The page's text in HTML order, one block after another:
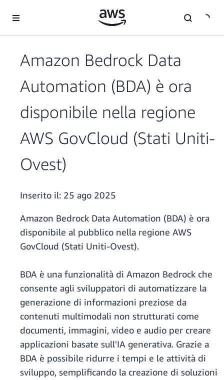
Amazon Bedrock Data
Automation (BDA) è ora
disponibile nella regione
AWS GovCloud (Stati Uniti-
Ovest)
Inserito il: 25 ago 2025
Amazon Bedrock Data Automation (BDA) è ora
disponibile al pubblico nella regione AWS
GovCloud (Stati Uniti-Ovest).
BDA è una funzionalità di Amazon Bedrock che
consente agli sviluppatori di automatizzare la
generazione di informazioni preziose da
contenuti multimodali non strutturati come
documenti, immagini, video e audio per creare
applicazioni basate sull'IA generativa. Grazie a
BDA è possibile ridurre i tempi e le attività di
sviluppo, semplificando la creazione di soluzioni